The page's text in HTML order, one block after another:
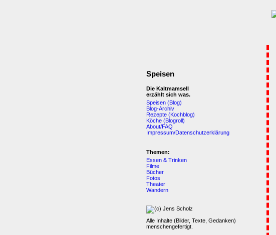
Speisen
Die Kaltmamsell
erzählt sich was.
Speisen (Blog)
Blog-Archiv
Rezepte (Kochblog)
Köche (Blogroll)
About/FAQ
Impressum/Datenschutzerklärung
Themen:
Essen & Trinken
Filme
Bücher
Fotos
Theater
Wandern
Alle Inhalte (Bilder, Texte, Gedanken)
menschengefertigt.